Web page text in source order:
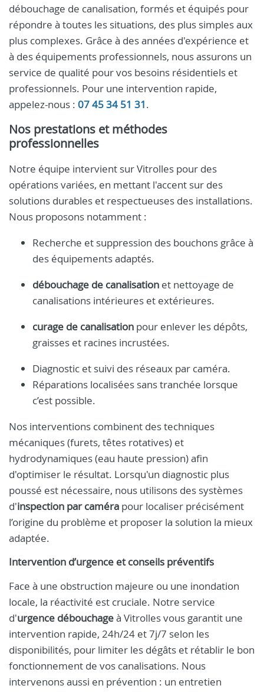
débouchage de canalisation, formés et équipés pour
répondre à toutes les situations, des plus simples aux
plus complexes. Grâce à des années d'expérience et
à des équipements professionnels, nous assurons un
service de qualité pour vos besoins résidentiels et
professionnels. Pour une intervention rapide,
appelez-nous : 07 45 34 51 31.
Nos prestations et méthodes
professionnelles
Notre équipe intervient sur Vitrolles pour des
opérations variées, en mettant l'accent sur des
solutions durables et respectueuses des installations.
Nous proposons notamment :
Recherche et suppression des bouchons grâce à
des équipements adaptés.
débouchage de canalisation et nettoyage de
canalisations intérieures et extérieures.
curage de canalisation pour enlever les dépôts,
graisses et racines incrustées.
Diagnostic et suivi des réseaux par caméra.
Réparations localisées sans tranchée lorsque
c’est possible.
Nos interventions combinent des techniques
mécaniques (furets, têtes rotatives) et
hydrodynamiques (eau haute pression) afin
d'optimiser le résultat. Lorsqu'un diagnostic plus
poussé est nécessaire, nous utilisons des systèmes
d'inspection par caméra pour localiser précisément
l’origine du problème et proposer la solution la mieux
adaptée.
Intervention d’urgence et conseils préventifs
Face à une obstruction majeure ou une inondation
locale, la réactivité est cruciale. Notre service
d'urgence débouchageà Vitrolles vous garantit une
intervention rapide, 24h/24 et 7j/7 selon les
disponibilités, pour limiter les dégâts et rétablir le bon
fonctionnement de vos canalisations. Nous
intervenons aussi en prévention : un entretien